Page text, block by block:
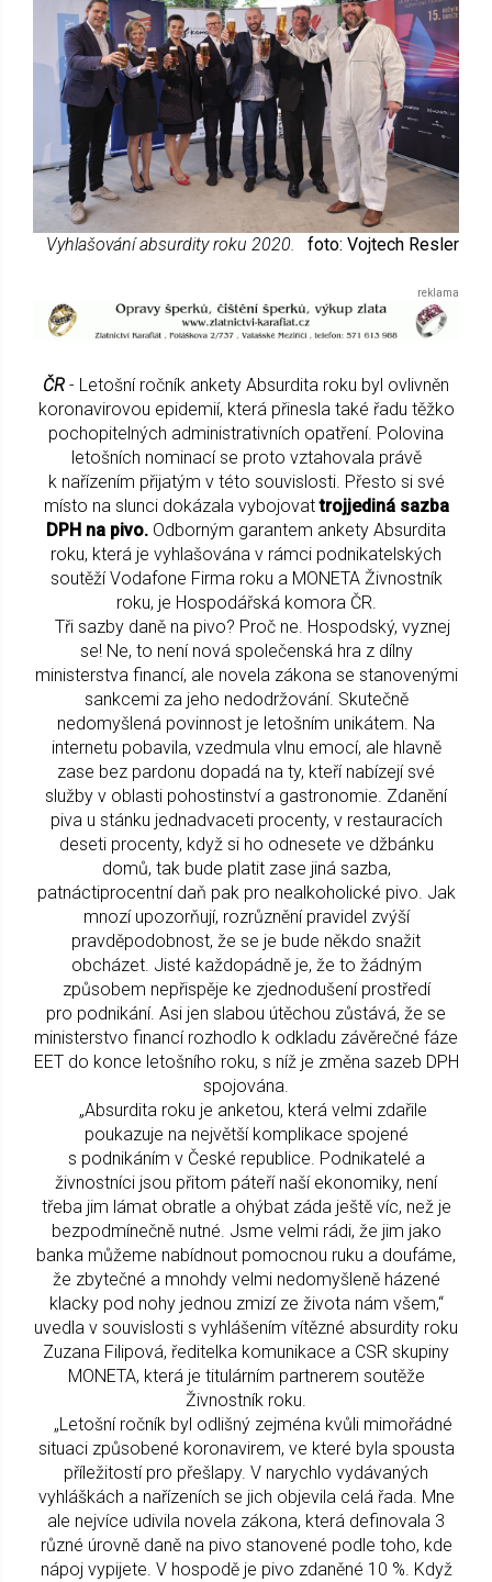
Vyhlašování absurdity roku 2020. foto: Vojtech Resler
ČR - Letošní ročník ankety Absurdita roku byl ovlivněn
koronavirovou epidemií, která přinesla také řadu těžko
pochopitelných administrativních opatření. Polovina
letošních nominací se proto vztahovala právě
k nařízením přijatým v této souvislosti. Přesto si své
místo na slunci dokázala vybojovattrojjediná sazba
DPH na pivo. Odborným garantem ankety Absurdita
roku, která je vyhlašována v rámci podnikatelských
soutěží Vodafone Firma roku a MONETA Živnostník
roku, je Hospodářská komora ČR.
Tři sazby daně na pivo? Proč ne. Hospodský, vyznej
se! Ne, to není nová společenská hra z dílny
ministerstva financí, ale novela zákona se stanovenými
sankcemi za jeho nedodržování. Skutečně
nedomyšlená povinnost je letošním unikátem. Na
internetu pobavila, vzedmula vlnu emocí, ale hlavně
zase bez pardonu dopadá na ty, kteří nabízejí své
služby v oblasti pohostinství a gastronomie. Zdanění
piva u stánku jednadvaceti procenty, v restauracích
deseti procenty, když si ho odnesete ve džbánku
domů, tak bude platit zase jiná sazba,
patnáctiprocentní daň pak pro nealkoholické pivo. Jak
mnozí upozorňují, rozrůznění pravidel zvýší
pravděpodobnost, že se je bude někdo snažit
obcházet. Jisté každopádně je, že to žádným
způsobem nepřispěje ke zjednodušení prostředí
pro podnikání. Asi jen slabou útěchou zůstává, že se
ministerstvo financí rozhodlo k odkladu závěrečné fáze
EET do konce letošního roku, s níž je změna sazeb DPH
spojována.
„Absurdita roku je anketou, která velmi zdařile
poukazuje na největší komplikace spojené
s podnikáním v České republice. Podnikatelé a
živnostníci jsou přitom páteří naší ekonomiky, není
třeba jim lámat obratle a ohýbat záda ještě víc, než je
bezpodmínečně nutné. Jsme velmi rádi, že jim jako
banka můžeme nabídnout pomocnou ruku a doufáme,
že zbytečné a mnohdy velmi nedomyšleně házené
klacky pod nohy jednou zmizí ze života nám všem,“
uvedla v souvislosti s vyhlášením vítězné absurdity roku
Zuzana Filipová, ředitelka komunikace a CSR skupiny
MONETA, která je titulárním partnerem soutěže
Živnostník roku.
„Letošní ročník byl odlišný zejména kvůli mimořádné
situaci způsobené koronavirem, ve které byla spousta
příležitostí pro přešlapy. V narychlo vydávaných
vyhláškách a nařízeních se jich objevila celá řada. Mne
ale nejvíce udivila novela zákona, která definovala 3
různé úrovně daně na pivo stanovené podle toho, kde
nápoj vypijete. V hospodě je pivo zdaněné 10 %. Když